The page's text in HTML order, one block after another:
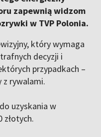
zapewnią widzom
w TVP Polonia.
który wymaga
decyzji i
przypadkach –
z rywalami.
uzyskania w
złotych.